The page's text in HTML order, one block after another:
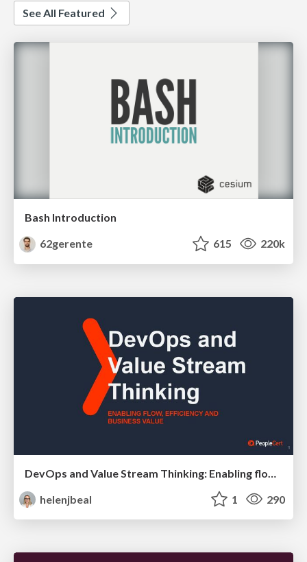
See All Featured
Bash Introduction
62gerente
615 220k
helenjbeal
1 290